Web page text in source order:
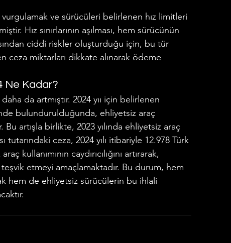
ve sürücüleri belirlenen hız limitleri
Hız sınırlarının aşılması, hem sürücünün
ciddi riskler oluşturduğu için, bu tür
ceza miktarları dikkate alınarak ödeme
Ne Kadar?
da artmıştır. 2024 yıı için belirlenen
bulundurulduğunda, ehliyetsiz araç
artışla birlikte, 2023 yılında ehliyetsiz araç
tutarındaki ceza, 2024 yılı itibariyle 12.978 Türk
kullanımının caydırıcılığını artırarak,
etmeyi amaçlamaktadır. Bu durum, hem
hem de ehliyetsiz sürücülerin bu ihlali